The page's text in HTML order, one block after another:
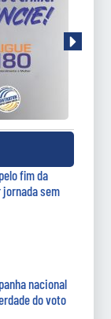
fim da
jornada sem
nacional
do voto